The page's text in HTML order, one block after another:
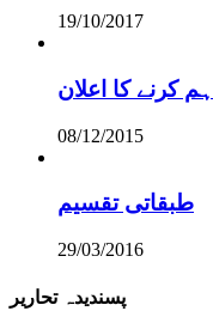
19/10/2017
کرنے کا اعلان
08/12/2015
طبقاتی تقسیم
29/03/2016
پسندیدہ تحاریر